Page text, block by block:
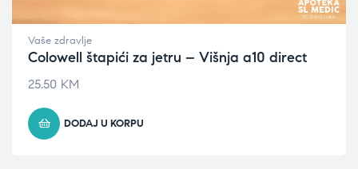
Vaše zdravlje
Colowell štapići za jetru – Višnja a10 direct
25.50 KM
DODAJ U KORPU